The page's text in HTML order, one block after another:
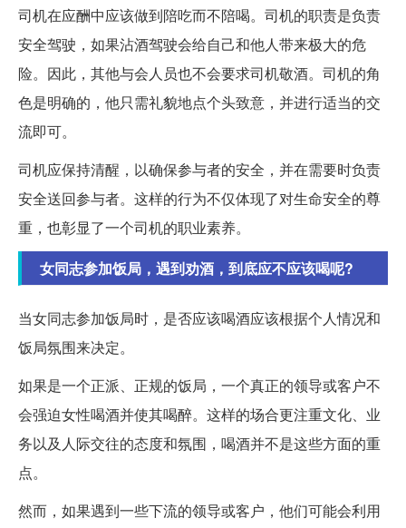
司机在应酬中应该做到陪吃而不陪喝。司机的职责是负责
安全驾驶，如果沾酒驾驶会给自己和他人带来极大的危
险。因此，其他与会人员也不会要求司机敬酒。司机的角
色是明确的，他只需礼貌地点个头致意，并进行适当的交
流即可。
司机应保持清醒，以确保参与者的安全，并在需要时负责
安全送回参与者。这样的行为不仅体现了对生命安全的尊
重，也彰显了一个司机的职业素养。
女同志参加饭局，遇到劝酒，到底应不应该喝呢?
当女同志参加饭局时，是否应该喝酒应该根据个人情况和
饭局氛围来决定。
如果是一个正派、正规的饭局，一个真正的领导或客户不
会强迫女性喝酒并使其喝醉。这样的场合更注重文化、业
务以及人际交往的态度和氛围，喝酒并不是这些方面的重
点。
然而，如果遇到一些下流的领导或客户，他们可能会利用